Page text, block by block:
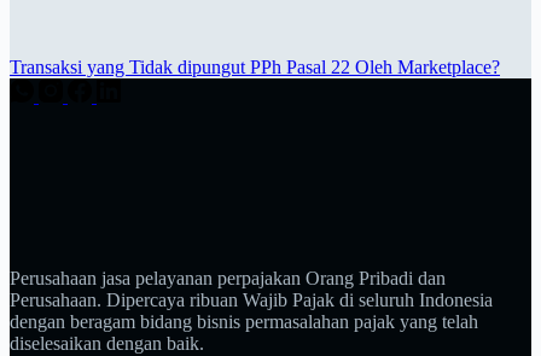
Transaksi yang Tidak dipungut PPh Pasal 22 Oleh Marketplace?
Perusahaan jasa pelayanan perpajakan Orang Pribadi dan
Perusahaan. Dipercaya ribuan Wajib Pajak di seluruh Indonesia
dengan beragam bidang bisnis permasalahan pajak yang telah
diselesaikan dengan baik.